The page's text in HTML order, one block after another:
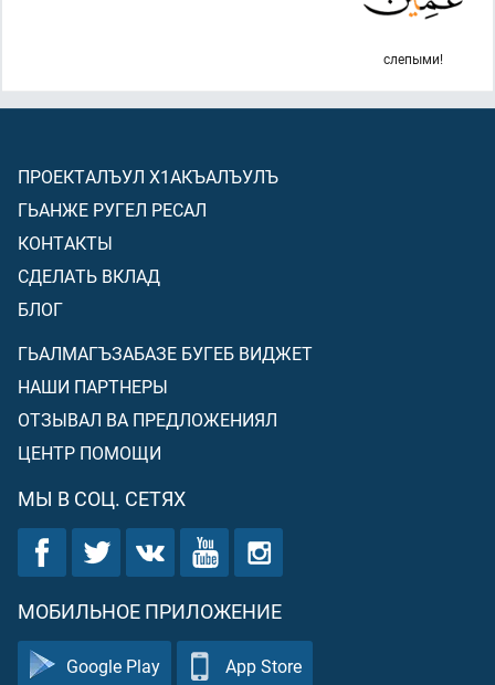
слепыми!
ПРОЕКТАЛЪУЛ Х1АКЪАЛЪУЛЪ
ГЬАНЖЕ РУГЕЛ РЕСАЛ
КОНТАКТЫ
СДЕЛАТЬ ВКЛАД
БЛОГ
ГЬАЛМАГЪЗАБАЗЕ БУГЕБ ВИДЖЕТ
НАШИ ПАРТНЕРЫ
ОТЗЫВАЛ ВА ПРЕДЛОЖЕНИЯЛ
ЦЕНТР ПОМОЩИ
МЫ В СОЦ. СЕТЯХ
МОБИЛЬНОЕ ПРИЛОЖЕНИЕ
Google Play App Store